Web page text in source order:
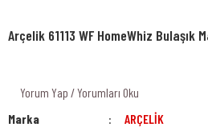
Arçelik 61113 WF HomeWhiz Bulaşık
Yorum Yap / Yorumları Oku
Marka
ARÇELİK